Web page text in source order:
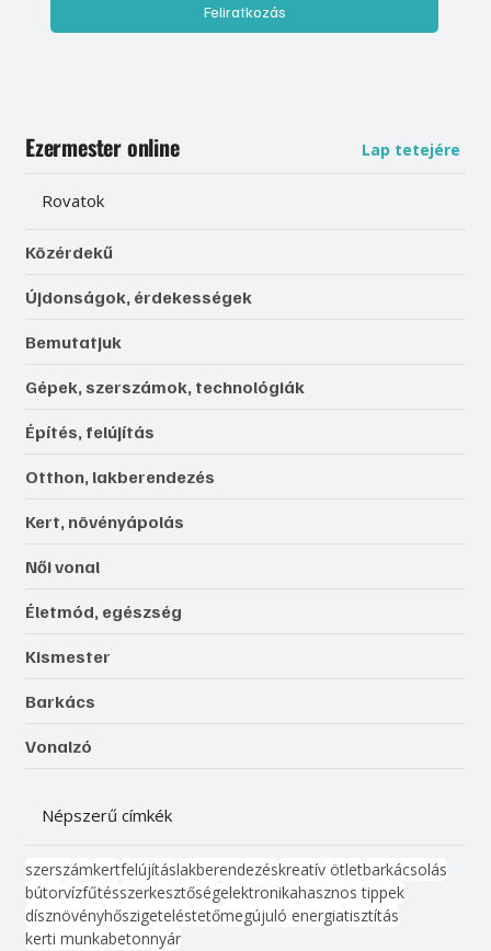
Feliratkozás
Ezermester online Lap tetejére
Rovatok
Közérdekű
Újdonságok, érdekességek
Bemutatjuk
Gépek, szerszámok, technológiák
Építés, felújítás
Otthon, lakberendezés
Kert, növényápolás
Női vonal
Életmód, egészség
Kismester
Barkács
Vonalzó
Népszerű címkék
szerszámkertfelújításlakberendezéskreatív ötletbarkácsolás
bútorvízfűtésszerkesztőségelektronikahasznos tippek
dísznövényhőszigeteléstetőmegújuló energiatisztítás
kerti munkabetonnyár